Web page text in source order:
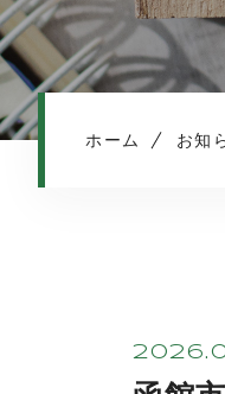
ホーム お知